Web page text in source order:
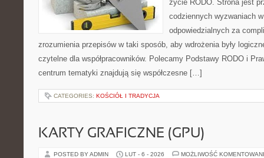
życie RODO. Strona jest
codziennych wyzwaniach
odpowiedzialnych za
zrozumienia przepisów w taki sposób, aby wdrożenia były
czytelne dla współpracowników. Polecamy Podstawy RODO i
centrum tematyki znajdują się współczesne […]
CATEGORIES: KOŚCIÓŁ I TRADYCJA
KARTY GRAFICZNE (GPU)
POSTED BY ADMIN LUT - 6 - 2026 MOŻLIWOŚĆ